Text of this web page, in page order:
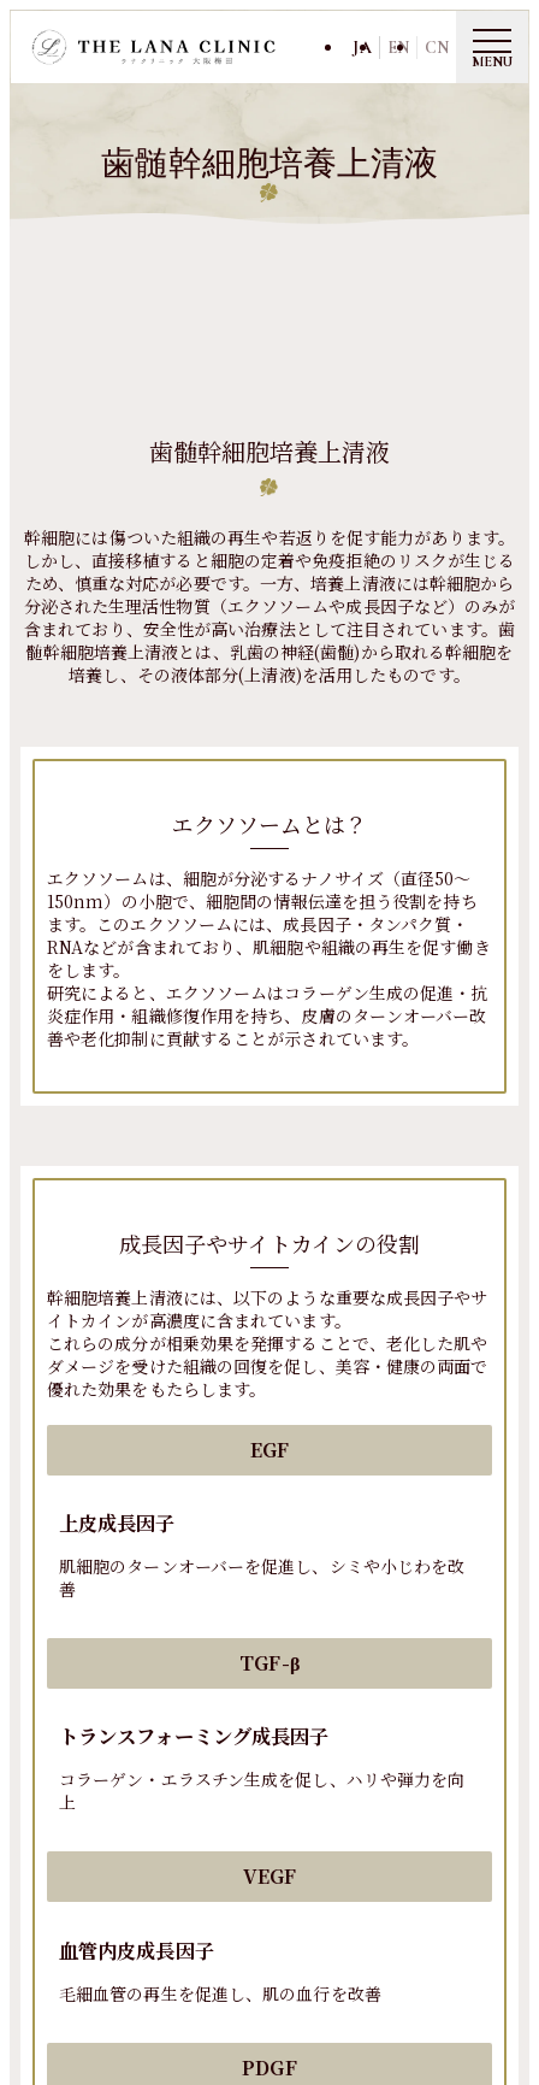
JA EN CN
MENU
歯髄幹細胞培養上清液
歯髄幹細胞培養上清液
幹細胞には傷ついた組織の再生や若返りを促す能力があります。
しかし、直接移植すると細胞の定着や免疫拒絶のリスクが生じる
ため、 慎重な対応が必要です。一方、培養上清液には幹細胞から
分泌された生理活性物質（エクソソームや成長因子など）のみが
含まれており、 安全性が高い治療法として注目されています。 歯
髄幹細胞培養上清液とは、乳歯の神経(歯髄)から取れる幹細胞を
培養し、その液体部分(上清液)を活用したものです。
エクソソームとは？
エクソソームは、細胞が分泌するナノサイズ（直径50～
150nm）の小胞で、細胞間の情報伝達を担う役割を持ち
ます。このエクソソームには、成長因子・タンパク質・
RNAなどが含まれており、肌細胞や組織の再生を促す働き
をします。
研究によると、エクソソームはコラーゲン生成の促進・抗
炎症作用・組織修復作用を持ち、皮膚のターンオーバー改
善や老化抑制に貢献することが示されています。
成長因子やサイトカインの役割
幹細胞培養上清液には、以下のような重要な成長因子やサ
イトカインが高濃度に含まれています。
これらの成分が相乗効果を発揮することで、老化した肌や
ダメージを受けた組織の回復を促し、美容・健康の両面で
優れた効果をもたらします。
EGF
上皮成長因子
肌細胞のターンオーバーを促進し、シミや小じわを改
善
TGF-β
トランスフォーミング成長因子
コラーゲン・エラスチン生成を促し、ハリや弾力を向
上
VEGF
血管内皮成長因子
毛細血管の再生を促進し、肌の血行を改善
PDGF